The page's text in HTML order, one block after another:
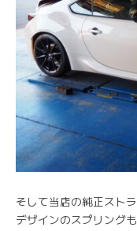
そして当店の純正スト
デザインのスプリング